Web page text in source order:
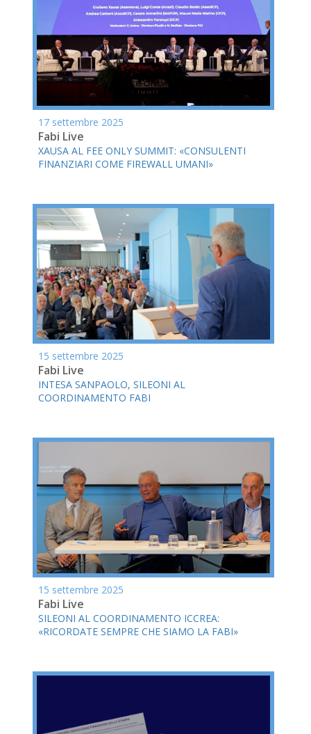
17 settembre 2025
Fabi Live
XAUSA AL FEE ONLY SUMMIT: «CONSULENTI
FINANZIARI COME FIREWALL UMANI»
15 settembre 2025
Fabi Live
INTESA SANPAOLO, SILEONI AL
COORDINAMENTO FABI
15 settembre 2025
Fabi Live
SILEONI AL COORDINAMENTO ICCREA:
«RICORDATE SEMPRE CHE SIAMO LA FABI»